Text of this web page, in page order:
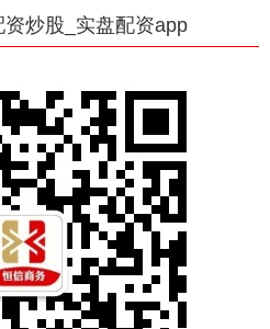
炒股_实盘配资app